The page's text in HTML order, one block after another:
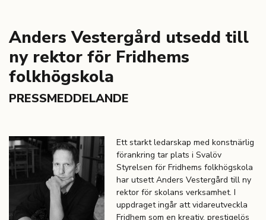
Anders Vestergård utsedd till
ny rektor för Fridhems
folkhögskola
PRESSMEDDELANDE
Ett starkt ledarskap med konstnärlig
förankring tar plats i Svalöv
Styrelsen för Fridhems folkhögskola
har utsett Anders Vestergård till ny
rektor för skolans verksamhet. I
uppdraget ingår att vidareutveckla
Fridhem som en kreativ, prestigelös